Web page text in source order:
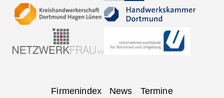
Firmenindex News Termine